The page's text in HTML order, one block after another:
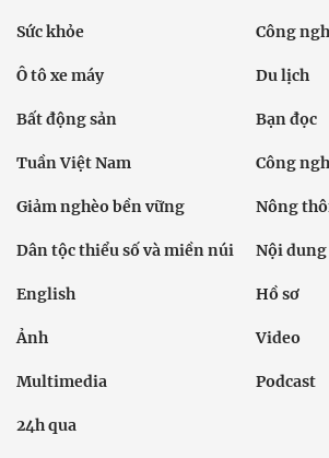
Sức khỏe Công
Ô tô xe máy Du lịch
Bất động sản Bạn đọc
Tuần Việt Nam Công
Giảm nghèo bền vững Nông
Dân tộc thiểu số và miền núi Nội dung
English Hồ sơ
Ảnh Video
Multimedia Podcast
24h qua